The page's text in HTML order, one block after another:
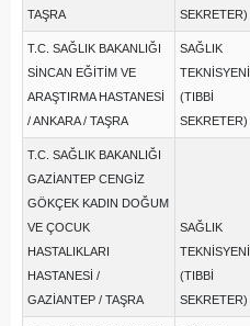
TAŞRA
SEKRETER)
T.C. SAĞLIK BAKANLIĞI
SİNCAN EĞİTİM VE
ARAŞTIRMA HASTANESİ
/ ANKARA / TAŞRA
SAĞLIK
TEKNİSYENİ
(TIBBİ
SEKRETER)
T.C. SAĞLIK BAKANLIĞI
GAZİANTEP CENGİZ
GÖKÇEK KADIN DOĞUM
VE ÇOCUK
HASTALIKLARI
HASTANESİ /
GAZİANTEP / TAŞRA
SAĞLIK
TEKNİSYENİ
(TIBBİ
SEKRETER)